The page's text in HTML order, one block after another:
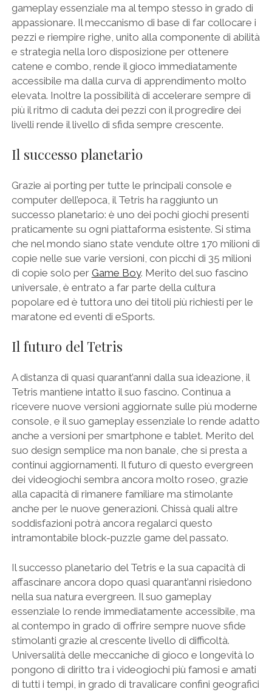
gameplay essenziale ma al tempo stesso in grado di
appassionare. Il meccanismo di base di far collocare i
pezzi e riempire righe, unito alla componente di abilità
e strategia nella loro disposizione per ottenere
catene e combo, rende il gioco immediatamente
accessibile ma dalla curva di apprendimento molto
elevata. Inoltre la possibilità di accelerare sempre di
più il ritmo di caduta dei pezzi con il progredire dei
livelli rende il livello di sfida sempre crescente.
Il successo planetario
Grazie ai porting per tutte le principali console e
computer dell’epoca, il Tetris ha raggiunto un
successo planetario: è uno dei pochi giochi presenti
praticamente su ogni piattaforma esistente. Si stima
che nel mondo siano state vendute oltre 170 milioni di
copie nelle sue varie versioni, con picchi di 35 milioni
di copie solo per Game Boy. Merito del suo fascino
universale, è entrato a far parte della cultura
popolare ed è tuttora uno dei titoli più richiesti per le
maratone ed eventi di eSports.
Il futuro del Tetris
A distanza di quasi quarant’anni dalla sua ideazione, il
Tetris mantiene intatto il suo fascino. Continua a
ricevere nuove versioni aggiornate sulle più moderne
console, e il suo gameplay essenziale lo rende adatto
anche a versioni per smartphone e tablet. Merito del
suo design semplice ma non banale, che si presta a
continui aggiornamenti. Il futuro di questo evergreen
dei videogiochi sembra ancora molto roseo, grazie
alla capacità di rimanere familiare ma stimolante
anche per le nuove generazioni. Chissà quali altre
soddisfazioni potrà ancora regalarci questo
intramontabile block-puzzle game del passato.
Il successo planetario del Tetris e la sua capacità di
affascinare ancora dopo quasi quarant’anni risiedono
nella sua natura evergreen. Il suo gameplay
essenziale lo rende immediatamente accessibile, ma
al contempo in grado di offrire sempre nuove sfide
stimolanti grazie al crescente livello di difficoltà.
Universalità delle meccaniche di gioco e longevità lo
pongono di diritto tra i videogiochi più famosi e amati
di tutti i tempi, in grado di travalicare confini geografici